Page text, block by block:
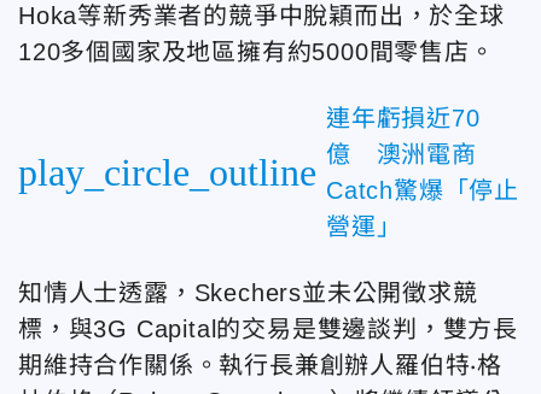
Hoka等新秀業者的競爭中脫穎而出，於全球
120多個國家及地區擁有約5000間零售店。
play_circle_outline
連年虧損近70
億 澳洲電商
Catch驚爆「停止
營運」
知情人士透露，Skechers並未公開徵求競
標，與3G Capital的交易是雙邊談判，雙方長
期維持合作關係。執行長兼創辦人羅伯特‧格